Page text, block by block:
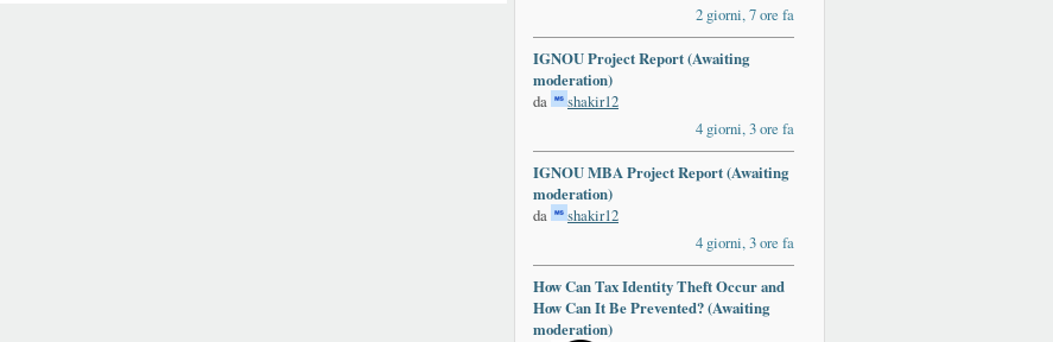
2 giorni, 7 ore fa
IGNOU Project Report (Awaiting
moderation)
da
shakir12
4 giorni, 3 ore fa
IGNOU MBA Project Report (Awaiting
moderation)
da
shakir12
4 giorni, 3 ore fa
How Can Tax Identity Theft Occur and
How Can It Be Prevented? (Awaiting
moderation)